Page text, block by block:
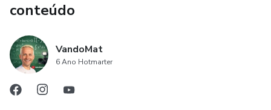
conteúdo
VandoMat
6 Ano Hotmarter